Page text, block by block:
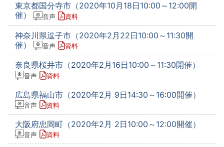
東京都国分寺市（2020年10月18日10:00～12:00開
催）
音声 資料
神奈川県逗子市（2020年2月22日10:00～11:30開
催）
音声 資料
奈良県桜井市（2020年2月16日10:00～11:30開催）
音声 資料
広島県福山市（2020年2月 9日14:30～16:00開催）
音声 資料
大阪府忠岡町（2020年2月 2日10:00～12:00開催）
音声 資料